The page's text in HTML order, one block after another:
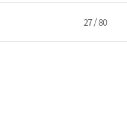
27 / 80